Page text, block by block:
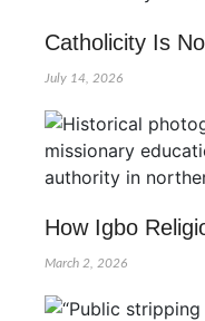
Catholicity Is
July 14, 2026
How Igbo
March 2, 2026